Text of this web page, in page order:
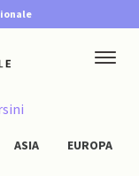
ASIA EUROPA